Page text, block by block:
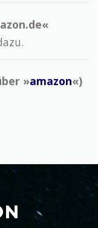
»amazon«)